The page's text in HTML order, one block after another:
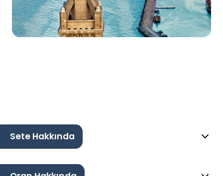
Sete Hakkında